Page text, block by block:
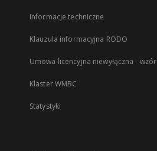
Informacje techniczne
Klauzula informacyjna RODO
Umowa licencyjna niewyłączna - wzór
Klaster WMBC
Statystyki